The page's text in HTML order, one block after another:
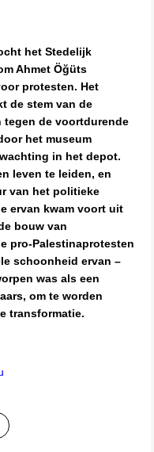
het Stedelijk
Ahmet Öğüts
protesten. Het
de stem van de
tegen de voortdurende
het museum
in het depot.
leven te leiden, en
van het politieke
ervan kwam voort uit
bouw van
pro-Palestinaprotesten
schoonheid ervan –
was als een
om te worden
transformatie.